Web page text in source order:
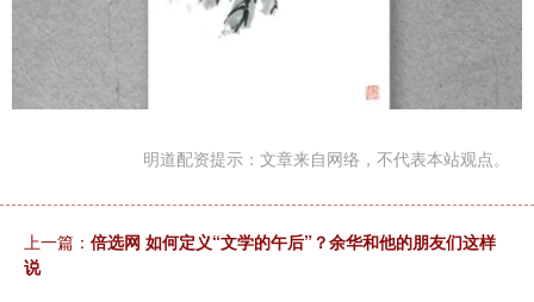
明道配资提示：文章来自网络，不代表本站观点。
上一篇： 倍选网 如何定义“文学的午后”？余华和他的朋友们这样
说